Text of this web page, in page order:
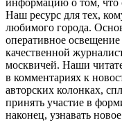
Наш ресурс для тех,
любимого города.
оперативное
качественной
москвичей. Наши
в комментариях к
авторских колонках,
принять участие в
наконец, узнавать